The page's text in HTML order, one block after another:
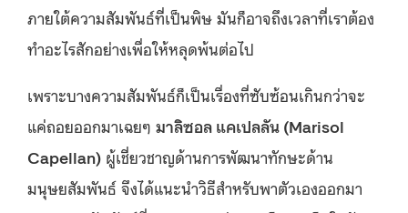
ภายใต้ความสัมพันธ์ที่เป็นพิษ มันก็อาจถึงเวลาที่เราต้อง
ทำอะไรสักอย่างเพื่อให้หลุดพ้นต่อไป
เพราะบางความสัมพันธ์ก็เป็นเรื่องที่ซับซ้อนเกินกว่าจะ
แค่ถอยออกมาเฉยๆ มาลิซอล แคเปลลัน (Marisol
Capellan) ผู้เชี่ยวชาญด้านการพัฒนาทักษะด้าน
มนุษยสัมพันธ์ จึงได้แนะนำวิธีสำหรับพาตัวเองออกมา